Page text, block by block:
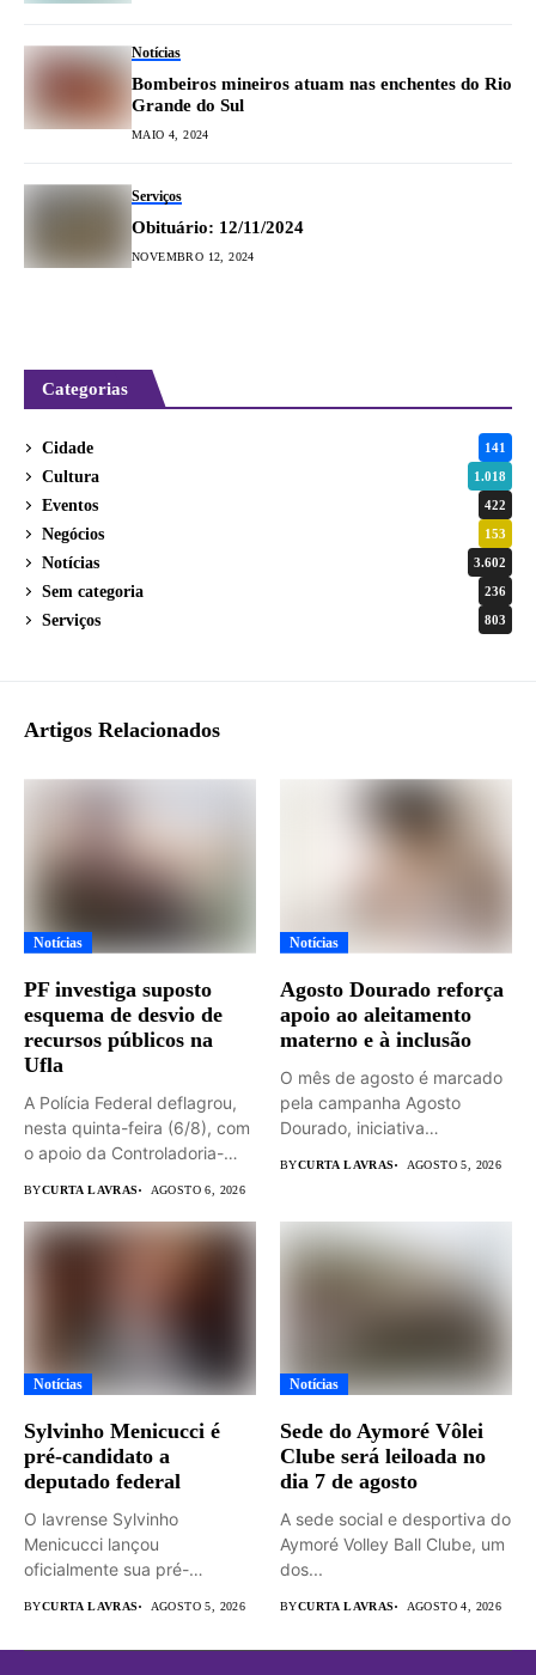
Notícias
Bombeiros mineiros atuam nas enchentes do Rio
Grande do Sul
MAIO 4, 2024
Serviços
Obituário: 12/11/2024
NOVEMBRO 12, 2024
Categorias
Cidade 141
Cultura 1.018
Eventos 422
Negócios 153
Notícias 3.602
Sem categoria 236
Serviços 803
Artigos Relacionados
Notícias
PF investiga suposto
esquema de desvio de
recursos públicos na
Ufla
A Polícia Federal deflagrou,
nesta quinta-feira (6/8), com
o apoio da Controladoria-
BYCURTA LAVRAS AGOSTO 6, 2026
Notícias
Agosto Dourado reforça
apoio ao aleitamento
materno e à inclusão
O mês de agosto é marcado
pela campanha Agosto
Dourado, iniciativa
BYCURTA LAVRAS AGOSTO 5, 2026
Notícias
Sylvinho Menicucci é
pré-candidato a
deputado federal
O lavrense Sylvinho
Menicucci lançou
oficialmente sua pré-
BYCURTA LAVRAS AGOSTO 5, 2026
Notícias
Sede do Aymoré Vôlei
Clube será leiloada no
dia 7 de agosto
A sede social e desportiva do
Aymoré Volley Ball Clube, um
dos...
BYCURTA LAVRAS AGOSTO 4, 2026